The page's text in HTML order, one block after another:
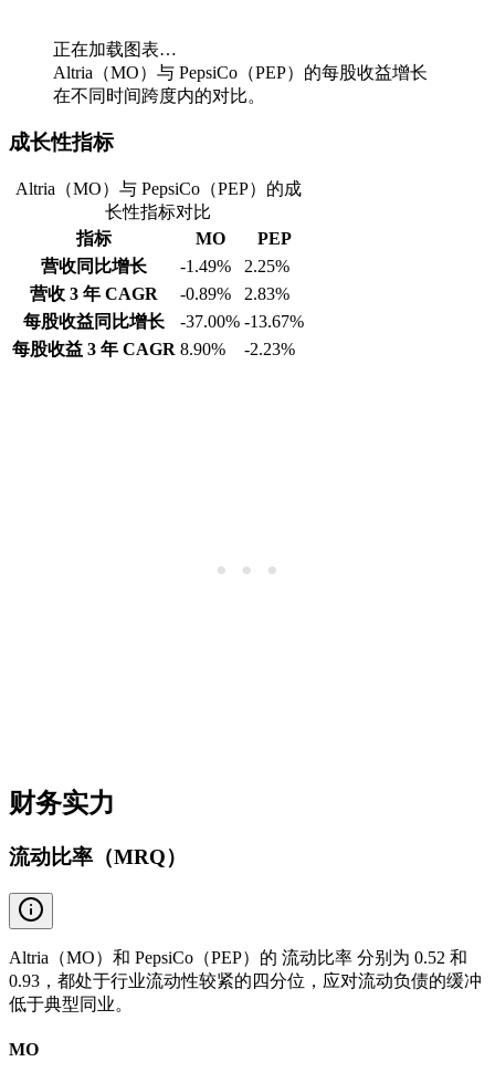
正在加载图表…
Altria（MO）与 PepsiCo（PEP）的每股收益增长
在不同时间跨度内的对比。
成长性指标
Altria（MO）与 PepsiCo（PEP）的成
长性指标对比
指标
MO
PEP
营收同比增长
-1.49%
2.25%
营收 3 年 CAGR
-0.89%
2.83%
每股收益同比增长
-37.00% -13.67%
每股收益 3 年 CAGR 8.90% -2.23%
财务实力
流动比率（MRQ）
Altria（MO）和 PepsiCo（PEP）的 流动比率 分别为 0.52 和
0.93，都处于行业流动性较紧的四分位，应对流动负债的缓冲
低于典型同业。
MO